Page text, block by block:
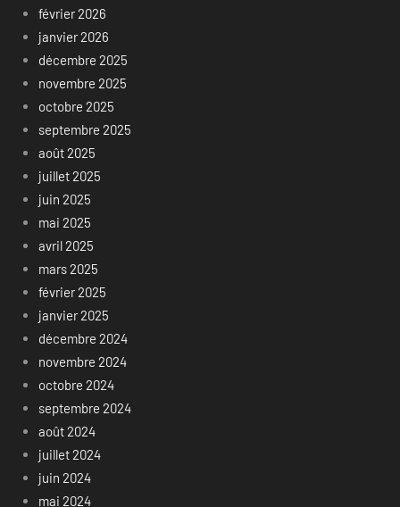
février 2026
janvier 2026
décembre 2025
novembre 2025
octobre 2025
septembre 2025
août 2025
juillet 2025
juin 2025
mai 2025
avril 2025
mars 2025
février 2025
janvier 2025
décembre 2024
novembre 2024
octobre 2024
septembre 2024
août 2024
juillet 2024
juin 2024
mai 2024